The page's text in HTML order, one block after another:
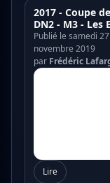
2017 - Coupe
DN2 - M3 - Les
Publié le samedi
novembre 2019
par Frédéric
Lire